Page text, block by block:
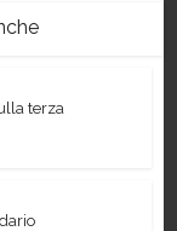
terza